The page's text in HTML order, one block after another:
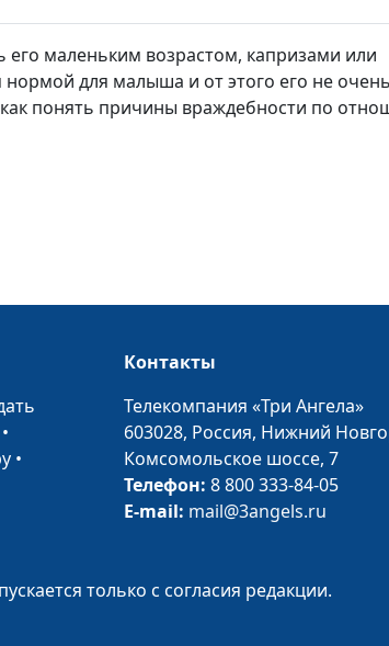
Духовно-нравственное
дошкольника
Анна Ронжина,
детский
Вредные привычки
Анна Ронжина,
Возрастные кризисы у
Анна Ронжина,
Психологическая
готовность к школе
Анна Ронжина,
Диана
детский
Зачем ребенку играть?
Анна Ронжина,
Возрастные
Анна Ронжина,
его маленьким возрастом, капризами или
нормой для малыша и от этого его не
понять причины враждебности по
•
•
Контакты
Телекомпания «Три Ангела»
603028, Россия, Нижний
Комсомольское шоссе, 7
Телефон: 8 800 333-84-05
E-mail: mail@3angels.ru
только с согласия редакции.